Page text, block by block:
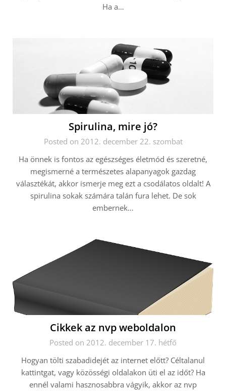
Ha a…
Spirulina, mire jó?
Posted on 2012. december 22. szombat
Ha önnek is fontos az egészséges életmód és szeretné,
megismerné a természetes alapanyagok gazdag
választékát, akkor ismerje meg ezt a csodálatos oldalt! A
spirulina sokak számára talán fura lehet. De sok
embernek…
Cikkek az nvp weboldalon
Posted on 2012. december 17. hétfő
Hogyan tölti szabadidejét az internet előtt? Céltalanul
kattintgat, vagy közösségi oldalakon üti el az időt? Ha
ennél valami hasznosabbra vágyik, akkor az nvp